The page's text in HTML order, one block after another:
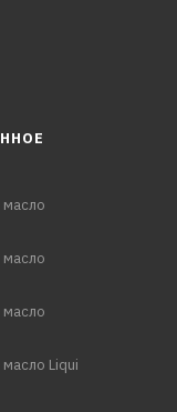
масло
масло
масло
Liqui